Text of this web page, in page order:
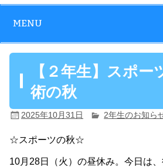
MENU
【２年生】スポー
術の秋
2025年10月31日 2年生のお知ら
☆スポーツの秋☆
10月28日（火）の昼休み。今日は